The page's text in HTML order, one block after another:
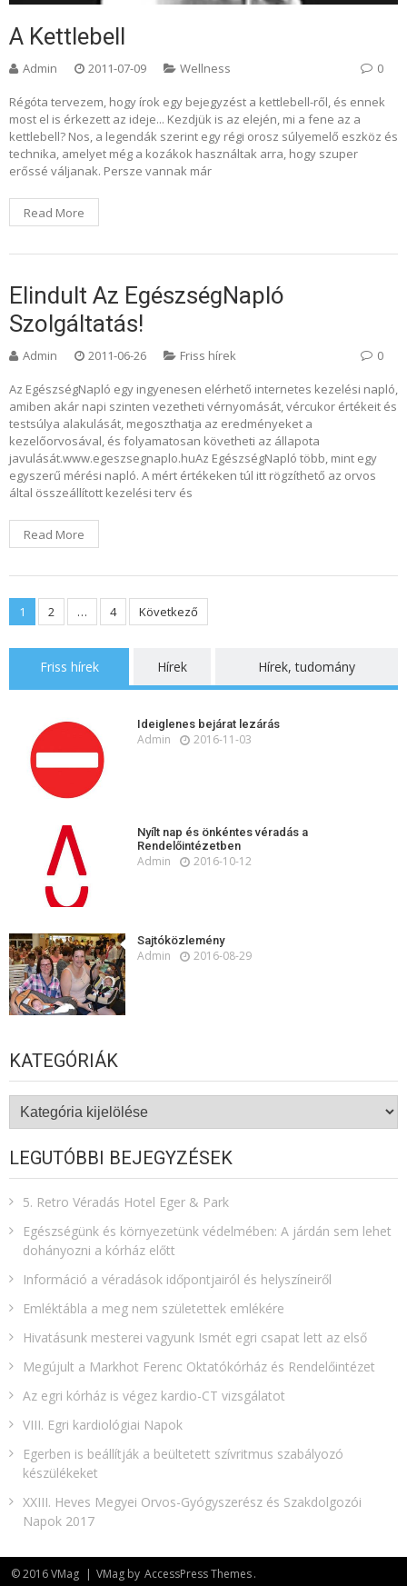
A Kettlebell
Admin 2011-07-09 Wellness 0
Régóta tervezem, hogy írok egy bejegyzést a kettlebell-ről, és ennek
most el is érkezett az ideje... Kezdjük is az elején, mi a fene az a
kettlebell? Nos, a legendák szerint egy régi orosz súlyemelő eszköz és
technika, amelyet még a kozákok használtak arra, hogy szuper
erőssé váljanak. Persze vannak már
Read More
Elindult Az EgészségNapló
Szolgáltatás!
Admin 2011-06-26 Friss hírek 0
Az EgészségNapló egy ingyenesen elérhető internetes kezelési napló,
amiben akár napi szinten vezetheti vérnyomását, vércukor értékeit és
testsúlya alakulását, megoszthatja az eredményeket a
kezelőorvosával, és folyamatosan követheti az állapota
javulását.www.egeszsegnaplo.huAz EgészségNapló több, mint egy
egyszerű mérési napló. A mért értékeken túl itt rögzíthető az orvos
által összeállított kezelési terv és
Read More
Bejegyzések
1 2 … 4 Következő
Friss hírek Hírek Hírek, tudomány
Ideiglenes bejárat lezárás
Admin 2016-11-03
Nyílt nap és önkéntes véradás a
Rendelőintézetben
Admin 2016-10-12
Sajtóközlemény
Admin 2016-08-29
KATEGÓRIÁK
Kategóriák
LEGUTÓBBI BEJEGYZÉSEK
5. Retro Véradás Hotel Eger & Park
Egészségünk és környezetünk védelmében: A járdán sem lehet
dohányozni a kórház előtt
Információ a véradások időpontjairól és helyszíneiről
Emléktábla a meg nem születettek emlékére​
Hivatásunk mesterei vagyunk Ismét egri csapat lett az első
Megújult a Markhot Ferenc Oktatókórház és Rendelőintézet
Az egri kórház is végez kardio-CT vizsgálatot
VIII. Egri kardiológiai Napok
Egerben is beállítják a beültetett szívritmus szabályozó
készülékeket
XXIII. Heves Megyei Orvos-Gyógyszerész és Szakdolgozói
Napok 2017
© 2016 VMag | VMag by AccessPress Themes.